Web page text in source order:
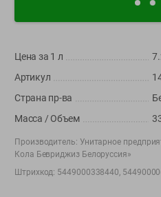
App
Google
+375 44 560-60-61
Время работы Call-центра: Пн.-
shop@green-market.by
Пишите нам свои вопросы,
Цена за 1 л
Артикул
Страна пр-ва
Масса / Объем
Производитель: Унитарное
Кола Бевриджиз Белоруссия»
Штрихкод: 5449000338440,